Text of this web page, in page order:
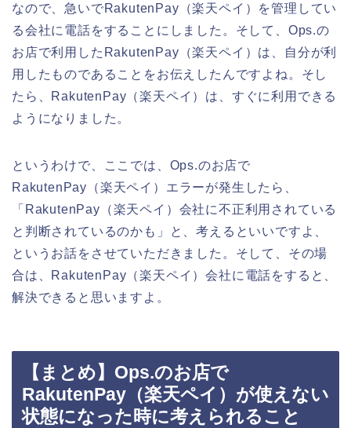
なので、急いでRakutenPay（楽天ペイ）を管理してい
る会社に電話をすることにしました。そして、Ops.の
お店で利用したRakutenPay（楽天ペイ）は、自分が利
用したものであることをお伝えしたんですよね。そし
たら、RakutenPay（楽天ペイ）は、すぐに利用できる
ようになりました。
というわけで、ここでは、Ops.のお店で
RakutenPay（楽天ペイ）エラーが発生したら、
「RakutenPay（楽天ペイ）会社に不正利用されている
と判断されているのかも」と、考えるといいですよ、
というお話をさせていただきました。そして、その場
合は、RakutenPay（楽天ペイ）会社に電話をすると、
解決できると思いますよ。
【まとめ】Ops.のお店で
RakutenPay（楽天ペイ）が使えない
状態になった時に考えられること